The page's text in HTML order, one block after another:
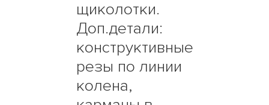
щиколотки.
Доп.детали:
конструктивные
резы по линии
колена,